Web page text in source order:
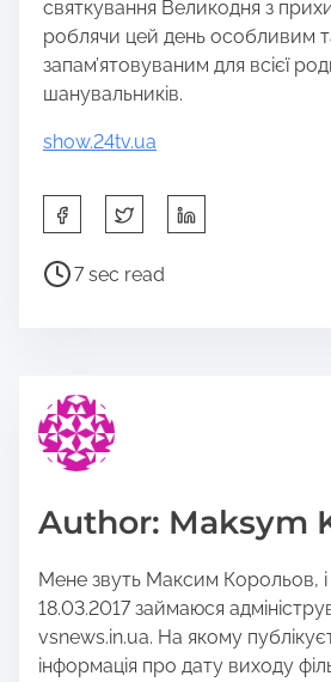
святкування Великодня з
роблячи цей день особливим
запам’ятовуваним для всієї
шанувальників.
show.24tv.ua
h
a
s
p
s
o
n
:
P
o
e
a
d
i
e
7 sec read
Author: Maksym
Мене звуть Максим Корольов,
18.03.2017 займаюся
vsnews.in.ua. На якому
інформація про дату виходу